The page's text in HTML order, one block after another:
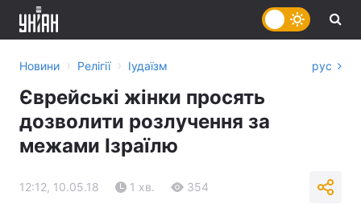
Новини › Релігії › Іудаїзм рус
Єврейські жінки просять
дозволити розлучення за
межами Ізраїлю
12:12, 10.05.18 1 хв. 354